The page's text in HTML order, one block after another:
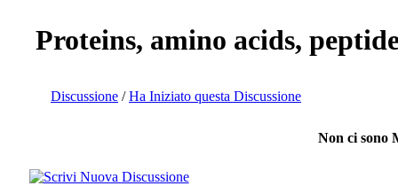
Proteins, amino acids,
Discussione /Ha Iniziato questa Discussione
Non ci sono